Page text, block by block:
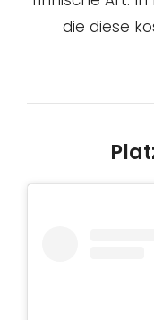
die diese